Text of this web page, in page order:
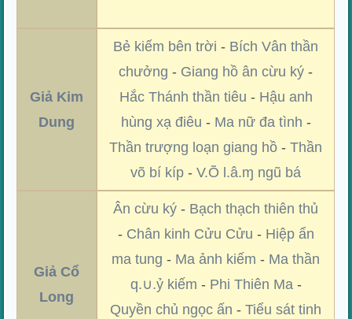
Giả Kim
Dung
Bẻ kiếm bên trời - Bích Vân thần
chưởng - Giang hồ ân cừu ký -
Hắc Thánh thần tiêu - Hậu anh
hùng xạ điêu - Ma nữ đa tình -
Thần trượng loạn giang hồ -Thần
võ bí kíp -V.Õ l.â.ɱ ngũ bá
Giả Cổ
Long
Ân cừu ký - Bạch thạch thiên thủ
- Chân kinh Cửu Cửu - Hiệp ẩn
ma tung - Ma ảnh kiếm - Ma thần
q.∪.ỷ kiếm - Phi Thiên Ma-
Quyền chủ ngọc ấn -Tiểu sát tinh